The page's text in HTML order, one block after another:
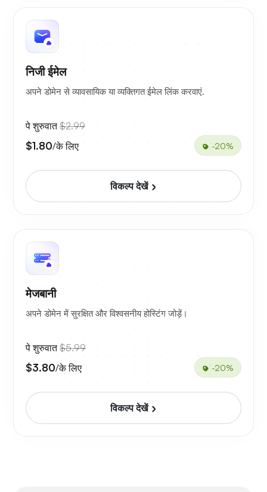
निजी ईमेल
अपने डोमेन से व्यावसायिक या व्यक्तिगत ईमेल लिंक करवाएं.
पे शुरुवात$2.99
$1.80/के लिए -20%
विकल्प देखें
मेजबानी
अपने डोमेन में सुरक्षित और विश्वसनीय होस्टिंग जोड़ें।
पे शुरुवात$5.99
$3.80/के लिए -20%
विकल्प देखें